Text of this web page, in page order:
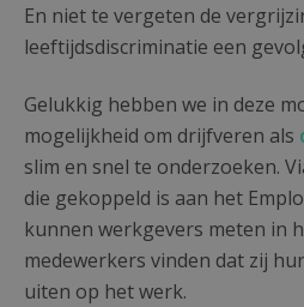
En niet te vergeten de
leeftijdsdiscriminatie een
Gelukkig hebben we in deze
mogelijkheid om drijfveren als
slim en snel te onderzoeken.
die gekoppeld is aan het
kunnen werkgevers meten in
medewerkers vinden dat zij
uiten op het werk.